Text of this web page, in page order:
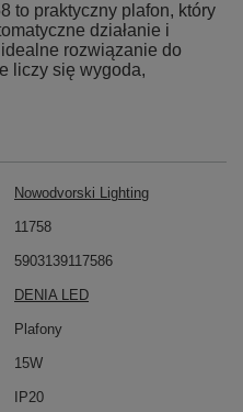
to praktyczny plafon, który
działanie i
idealne rozwiązanie do
liczy się wygoda,
Nowodvorski Lighting
11758
5903139117586
DENIA LED
Plafony
15W
IP20